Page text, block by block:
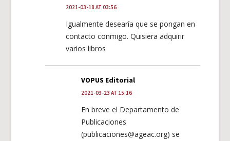
2021-03-18 AT 03:56
Igualmente desearía que se pongan en
contacto conmigo. Quisiera adquirir
varios libros
VOPUS Editorial
2021-03-23 AT 15:16
En breve el Departamento de
Publicaciones
(publicaciones@ageac.org) se